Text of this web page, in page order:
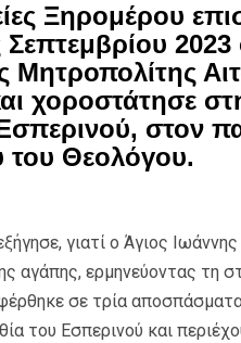
Ξηρομέρου
2023
Μητροπολίτης
χοροστάτησε
στον
του Θεολόγου.
γιατί ο Άγιος
αγάπης, ερμηνεύοντας τη
σε τρία
του Εσπερινού και